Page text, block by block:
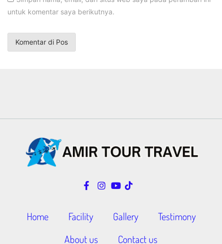
untuk komentar saya berikutnya.
Home Facility Gallery
Testimony
About us
Contact us